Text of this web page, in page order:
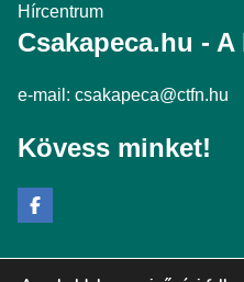
Hírcentrum
Csakapeca.hu -
e-mail: csakapeca@ctfn.hu
Kövess minket!